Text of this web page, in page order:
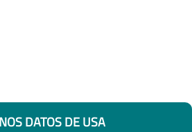
DATOS DE USA